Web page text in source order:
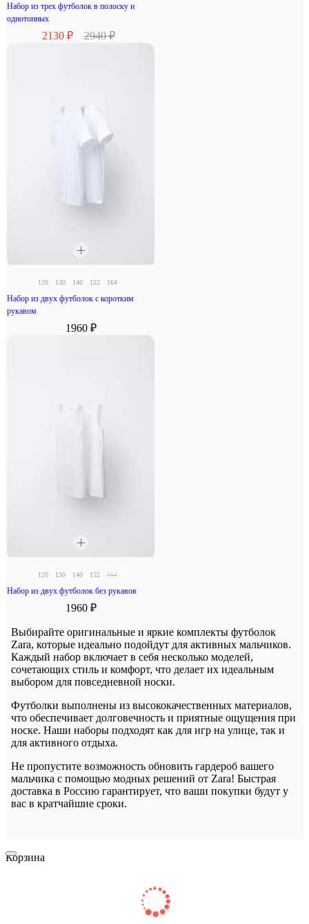
Набор из трех футболок в полоску и
однотонных
2130 ₽ 2940 ₽
120 130 140 152 164
Набор из двух футболок с коротким
рукавом
1960 ₽
120 130 140 152 164
Набор из двух футболок без рукавов
1960 ₽
Выбирайте оригинальные и яркие комплекты футболок
Zara, которые идеально подойдут для активных мальчиков.
Каждый набор включает в себя несколько моделей,
сочетающих стиль и комфорт, что делает их идеальным
выбором для повседневной носки.
Футболки выполнены из высококачественных материалов,
что обеспечивает долговечность и приятные ощущения при
носке. Наши наборы подходят как для игр на улице, так и
для активного отдыха.
Не пропустите возможность обновить гардероб вашего
мальчика с помощью модных решений от Zara! Быстрая
доставка в Россию гарантирует, что ваши покупки будут у
вас в кратчайшие сроки.
Корзина